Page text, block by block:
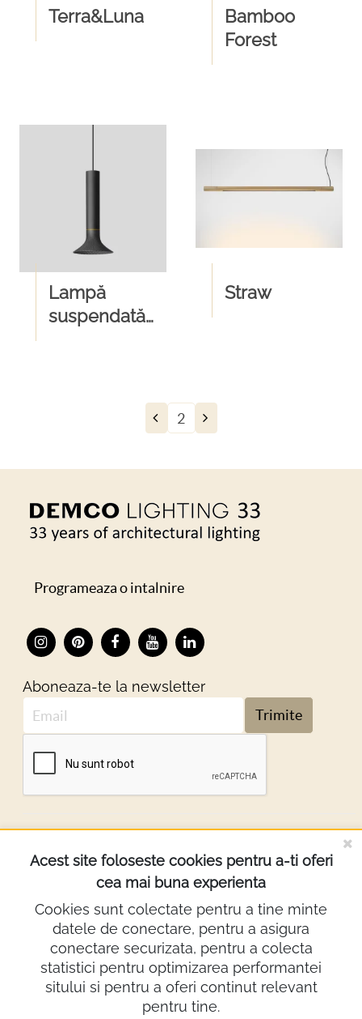
Terra&Luna
Bamboo
Forest
Lampă
suspendată
Straw
Programeaza o intalnire
Aboneaza-te la newsletter
Trimite
DESPRE NOI
INFORMATII
Contact
0722.640.103
lighting@demco.ro
Acest site foloseste cookies pentru a-ti oferi
cea mai buna experienta
Cookies sunt colectate pentru a tine minte
datele de conectare, pentru a asigura
conectare securizata, pentru a colecta
statistici pentru optimizarea performantei
sitului si pentru a oferi continut relevant
pentru tine.